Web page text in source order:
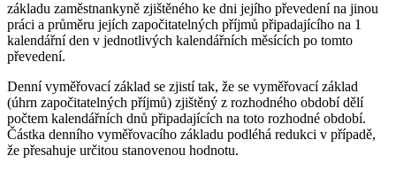
základu zaměstnankyně zjištěného ke dni jejího převedení na jinou
práci a průměru jejích započitatelných příjmů připadajícího na 1
kalendářní den v jednotlivých kalendářních měsících po tomto
převedení.
Denní vyměřovací základ se zjistí tak, že se vyměřovací základ
(úhrn započitatelných příjmů) zjištěný z rozhodného období dělí
počtem kalendářních dnů připadajících na toto rozhodné období.
Částka denního vyměřovacího základu podléhá redukci v případě,
že přesahuje určitou stanovenou hodnotu.